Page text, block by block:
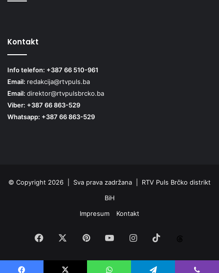
Kontakt
Info telefon: +387 66 510-961
Email: redakcija@rtvpuls.ba
Email: direktor@rtvpulsbrcko.ba
Viber: +387 66 863-529
Whatsapp: +387 66 863-529
© Copyright 2026 | Sva prava zadržana | RTV Puls Brčko distrikt
BiH
Impresum
Kontakt
Facebook PinterestYouTubeInstagram
TikTok